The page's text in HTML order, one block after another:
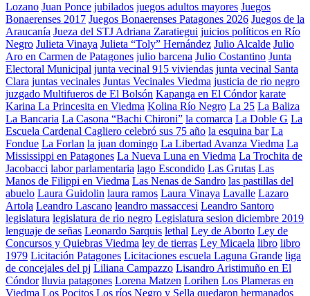
Lozano Juan Ponce jubilados juegos adultos mayores Juegos
Bonaerenses 2017 Juegos Bonaerenses Patagones 2026 Juegos de la
Araucanía Jueza del STJ Adriana Zaratiegui juicios políticos en Río
Negro Julieta Vinaya Julieta “Toly” Hernández Julio Alcalde Julio
Aro en Carmen de Patagones julio barcena Julio Costantino Junta
Electoral Municipal junta vecinal 915 viviendas junta vecinal Santa
Clara juntas vecinales Juntas Vecinales Viedma justicia de rio negro
juzgado Multifueros de El Bolsón Kapanga en El Cóndor karate
Karina La Princesita en Viedma Kolina Río Negro La 25 La Baliza
La Bancaria La Casona “Bachi Chironi” la comarca La Doble G La
Escuela Cardenal Cagliero celebró sus 75 año la esquina bar La
Fondue La Forlan la juan domingo La Libertad Avanza Viedma La
Mississippi en Patagones La Nueva Luna en Viedma La Trochita de
Jacobacci labor parlamentaria lago Escondido Las Grutas Las
Manos de Filippi en Viedma Las Nenas de Sandro las pastillas del
abuelo Laura Guidolin laura ramos Laura Vinaya Lavalle Lazaro
Artola Leandro Lascano leandro massaccesi Leandro Santoro
legislatura legislatura de rio negro Legislatura sesion diciembre 2019
lenguaje de señas Leonardo Sarquis lethal Ley de Aborto Ley de
Concursos y Quiebras Viedma ley de tierras Ley Micaela libro libro
1979 Licitación Patagones Licitaciones escuela Laguna Grande liga
de concejales del pj Liliana Campazzo Lisandro Aristimuño en El
Cóndor lluvia patagones Lorena Matzen Lorihen Los Plameras en
Viedma Los Pocitos Los ríos Negro y Sella quedaron hermanados